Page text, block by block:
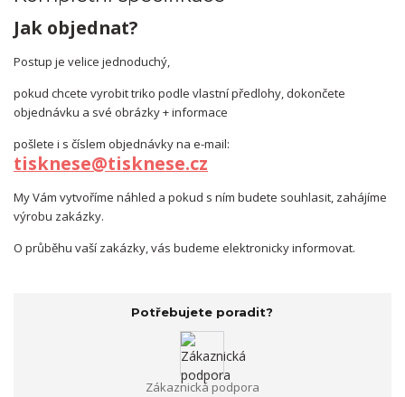
Jak objednat?
Postup je velice jednoduchý,
pokud chcete vyrobit triko podle vlastní předlohy, dokončete
objednávku a své obrázky + informace
pošlete i s číslem objednávky na e-mail:
tisknese@tisknese.cz
My Vám vytvoříme náhled a pokud s ním budete souhlasit, zahájíme
výrobu zakázky.
O průběhu vaší zakázky, vás budeme elektronicky informovat.
Potřebujete poradit?
Zákaznická podpora